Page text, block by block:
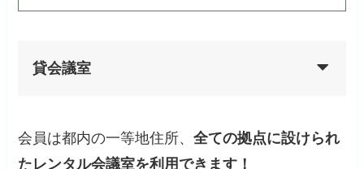
貸会議室
会員は都内の一等地住所、全ての拠点に設けられ
たレンタル会議室を利用できます！